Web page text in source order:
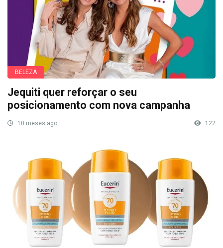
BELEZA
Jequiti quer reforçar o seu
posicionamento com nova campanha
10 meses ago 122